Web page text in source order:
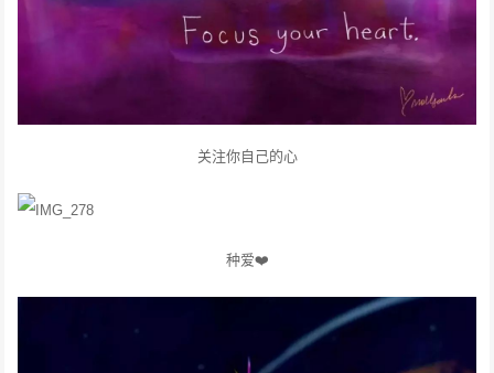
关注你自己的心
种爱❤️